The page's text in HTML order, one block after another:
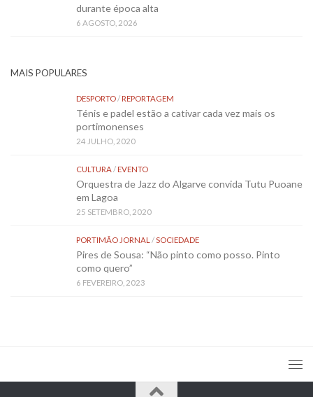
durante época alta
6 AGOSTO, 2026
MAIS POPULARES
DESPORTO/REPORTAGEM
Ténis e padel estão a cativar cada vez mais os
portimonenses
24 JULHO, 2020
CULTURA/EVENTO
Orquestra de Jazz do Algarve convida Tutu Puoane
em Lagoa
25 SETEMBRO, 2020
PORTIMÃO JORNAL /SOCIEDADE
Pires de Sousa: “Não pinto como posso. Pinto
como quero”
6 FEVEREIRO, 2023